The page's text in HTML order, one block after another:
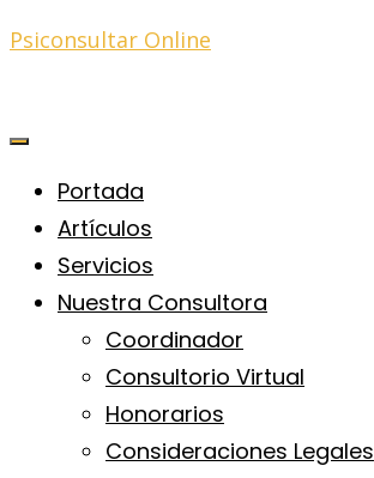
Psiconsultar Online
Portada
Artículos
Servicios
Nuestra Consultora
Coordinador
Consultorio Virtual
Honorarios
Consideraciones Legales